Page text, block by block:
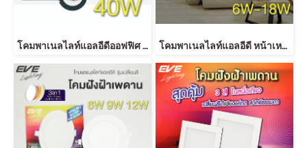
โคมพาเนลไลท์แอลอีดีออฟฟิศ 60x60 cm. และ 30x120 cm. ขนาด 40 วัตต์ แสงขาวเดย์ไลท์ LED Panellight Office ECO 60x60 cm 30x120cm. 40w Daylight โคมพาเนลไลท์แอลอีดี หน้าเหลี่ยม รุ่น TD ขนาด 6,9,12,15,18 วัตต์ มีให้เลือกทั้งแสงขาวเดย์ไลท์ และแสงเหลืองวอร์มไวท์ LED Panel Square TD 6,9,12,15,18W